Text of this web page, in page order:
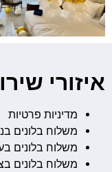
איזורי
מדיניות פרטיות
משלוח בלונים
משלוח בלונים
משלוח בלונים